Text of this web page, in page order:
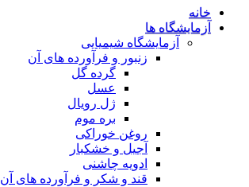
خانه
آزمایشگاه ها
آزمایشگاه شیمیایی
زنبور و فرآورده های آن
گرده گل
عسل
ژل رویال
بره موم
روغن خوراکی
آجیل و خشکبار
ادویه چاشنی
قند و شکر و فرآورده های آن